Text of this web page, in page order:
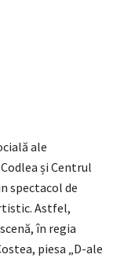
ale
și Centrul
spectacol de
Astfel,
în regia
piesa „D-ale